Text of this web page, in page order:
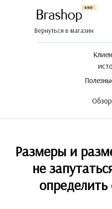
Вернуться в магазин
Размеры и
не